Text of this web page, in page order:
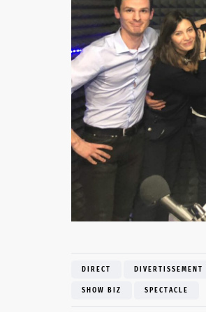
DIRECT DIVERTISSEMENT
SHOW BIZ SPECTACLE